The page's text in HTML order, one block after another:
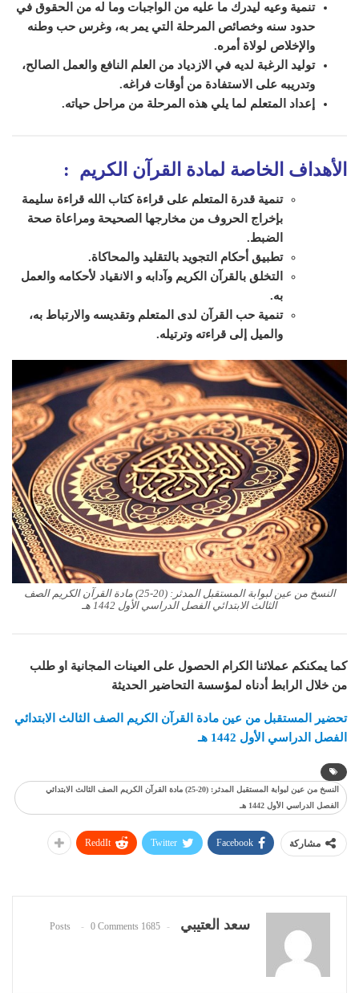
تنمية وعيه ليدرك ما عليه من الواجبات وما له من الحقوق في
حدود سنه وخصائص المرحلة التي يمر به، وغرس حب وطنه
والإخلاص لولاة أمره.
توليد الرغبة لديه في الازدياد من العلم النافع والعمل الصالح،
وتدريبه على الاستفادة من أوقات فراغه.
إعداد المتعلم لما يلي هذه المرحلة من مراحل حياته.
الأهداف الخاصة لمادة القرآن الكريم :
تنمية قدرة المتعلم على قراءة كتاب الله قراءة سليمة
بإخراج الحروف من مخارجها الصحيحة ومراعاة صحة
الضبط.
تطبيق أحكام التجويد بالتقليد والمحاكاة.
التخلق بالقرآن الكريم وآدابه و الانقياد لأحكامه والعمل
به.
تنمية حب القرآن لدى المتعلم وتقديسه والارتباط به،
والميل إلى قراءته وترتيله.
النسخ من عين لبوابة المستقبل المدثر: (20-25) مادة القرآن الكريم الصف
الثالث الابتدائي الفصل الدراسي الأول 1442 هـ
كما يمكنكم عملائنا الكرام الحصول على العينات المجانية او طلب
من خلال الرابط أدناه لمؤسسة التحاضير الحديثة
تحضير المستقبل من عين مادة القرآن الكريم الصف الثالث الابتدائي
الفصل الدراسي الأول 1442 هـ
النسخ من عين لبوابة المستقبل المدثر: (20-25) مادة القرآن الكريم الصف الثالث الابتدائي
الفصل الدراسي الأول 1442 هـ
مشاركة Facebook
Twitter
ReddIt
سعد العتيبي 1685 Posts
0 Comments